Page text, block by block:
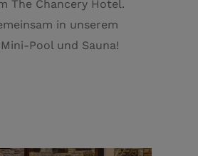
The Chancery Hotel.
in unserem
Pool und Sauna!